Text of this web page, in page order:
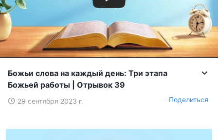
Божьи слова на каждый день: Три этапа
Божьей работы | Отрывок 39
29 сентября 2023 г. Поделиться